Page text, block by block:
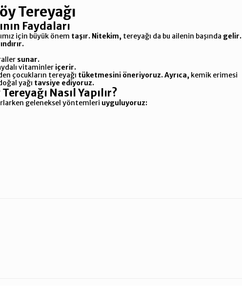
Tereyağı
Faydaları
için büyük önem taşır. Nitekim, tereyağı da bu ailenin başında gelir.
sunar.
vitaminler içerir.
çocukların tereyağı tüketmesini öneriyoruz.Ayrıca, kemik erimesi
yağı tavsiye ediyoruz.
Nasıl Yapılır?
geleneksel yöntemleri uyguluyoruz: